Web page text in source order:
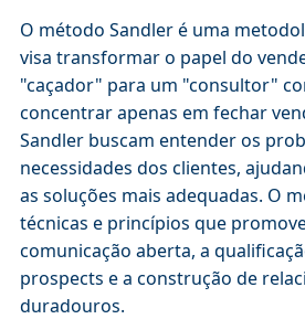
O método Sandler é uma
visa transformar o papel do
"caçador" para um "consultor"
concentrar apenas em fechar
Sandler buscam entender os
necessidades dos clientes,
as soluções mais adequadas. O
técnicas e princípios que
comunicação aberta, a
prospects e a construção de
duradouros.